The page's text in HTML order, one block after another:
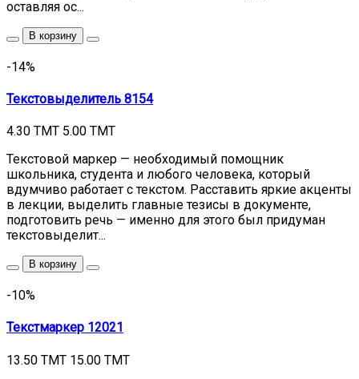
оставляя ос...
В корзину
-14%
Текстовыделитель 8154
4.30 TMT 5.00 TMT
Текстовой маркер — необходимый помощник
школьника, студента и любого человека, который
вдумчиво работает с текстом. Расставить яркие акценты
в лекции, выделить главные тезисы в документе,
подготовить речь — именно для этого был придуман
текстовыделит...
В корзину
-10%
Текстмаркер 12021
13.50 TMT 15.00 TMT